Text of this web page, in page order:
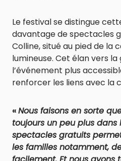
Le festival se distingue
davantage de spectacles
Colline, situé au pied de la
lumineuse. Cet élan vers
l’événement plus
renforcer les liens avec la
«Nous faisons en sorte
toujours un peu plus dans
spectacles gratuits
les familles notamment,